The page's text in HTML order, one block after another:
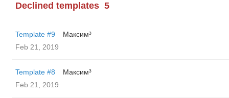
Declined templates 5
Template #9
Максим³
Feb 21, 2019
Template #8
Максим³
Feb 21, 2019